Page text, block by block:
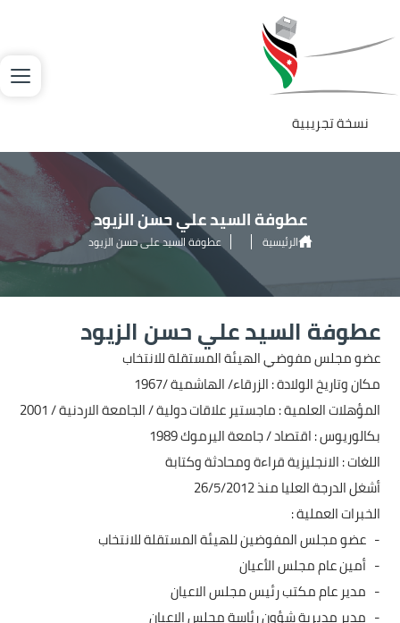
تجاوز إلى المحتوى الرئيسي
نسخة تجريبية
عطوفة السيد علي حسن الزيود
الرئيسية عطوفة السيد علي حسن الزيود
عطوفة السيد علي حسن الزيود
عضو مجلس مفوضي الهيئة المستقلة للانتخاب
مكان وتاريخ الولادة : الزرقاء/ الهاشمية /1967
المؤهلات العلمية : ماجستير علاقات دولية / الجامعة الاردنية / 2001
بكالوريوس : اقتصاد / جامعة اليرموك 1989
اللغات : الانجليزية قراءة ومحادثة وكتابة
أشغل الدرجة العليا منذ 26/5/2012
الخبرات العملية :
- عضو مجلس المفوضين للهيئة المستقلة للانتخاب
- أمين عام مجلس الأعيان
- مدير عام مكتب رئيس مجلس الاعيان
- مدير مديرية شؤون رئاسة مجلس الاعيان